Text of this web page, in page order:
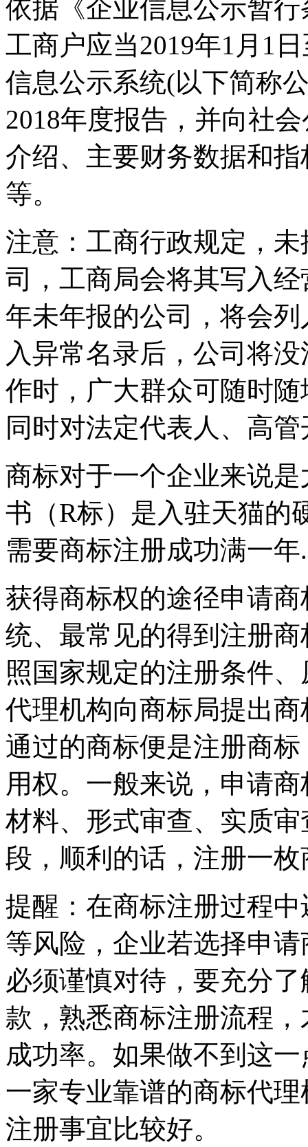
依据《企业信息公示暂
工商户应当2019年1月1
信息公示系统(以下简称
2018年度报告，并向社
介绍、主要财务数据和
等。
注意：工商行政规定，
司，工商局会将其写入
年未年报的公司，将会
入异常名录后，公司将
作时，广大群众可随时
同时对法定代表人、高
商标对于一个企业来说
书（R标）是入驻天猫的
需要商标注册成功满一
获得商标权的途径申请
统、最常见的得到注册
照国家规定的注册条件
代理机构向商标局提出
通过的商标便是注册商
用权。一般来说，申请
材料、形式审查、实质
段，顺利的话，注册一
提醒：在商标注册过程
等风险，企业若选择申
必须谨慎对待，要充分
款，熟悉商标注册流程
成功率。如果做不到这
一家专业靠谱的商标代
注册事宜比较好。